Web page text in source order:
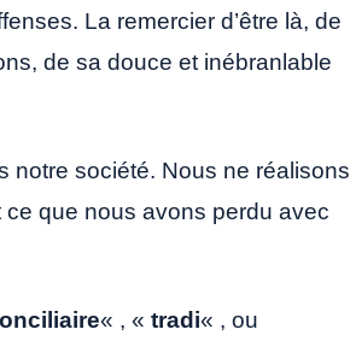
La remercier d’être là, de
de sa douce et inébranlable
notre société. Nous ne réalisons
que nous avons perdu avec
« , « tradi« , ou